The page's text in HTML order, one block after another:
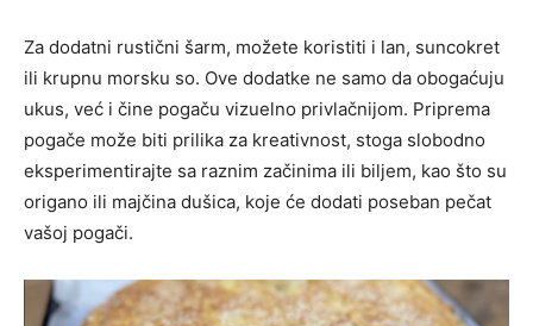
Za dodatni rustični šarm, možete koristiti i lan, suncokret
ili krupnu morsku so. Ove dodatke ne samo da obogaćuju
ukus, već i čine pogaču vizuelno privlačnijom. Priprema
pogače može biti prilika za kreativnost, stoga slobodno
eksperimentirajte sa raznim začinima ili biljem, kao što su
origano ili majčina dušica, koje će dodati poseban pečat
vašoj pogači.